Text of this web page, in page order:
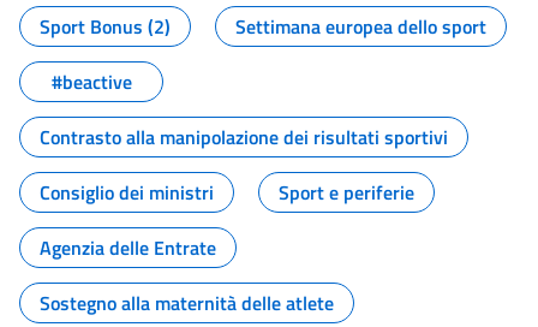
Sport Bonus (2)
Settimana europea dello sport
#beactive
Contrasto alla manipolazione dei risultati sportivi
Consiglio dei ministri
Sport e periferie
Agenzia delle Entrate
Sostegno alla maternità delle atlete